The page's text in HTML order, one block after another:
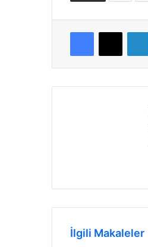
Facebook
X
İlgili Makaleler